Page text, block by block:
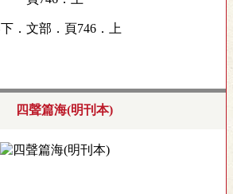
．文部．頁746．上
四聲篇海(明刊本)